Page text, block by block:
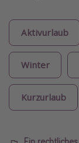
Aktivurlaub
Winter
Kurzurlaub